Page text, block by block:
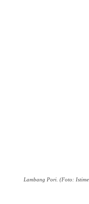
Lambang Pori. (Foto: